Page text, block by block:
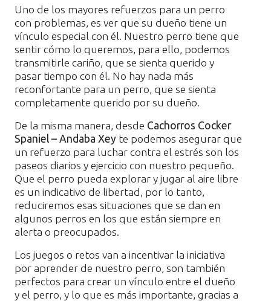
Uno de los mayores refuerzos para un perro
con problemas, es ver que su dueño tiene un
vínculo especial con él. Nuestro perro tiene que
sentir cómo lo queremos, para ello, podemos
transmitirle cariño, que se sienta querido y
pasar tiempo con él. No hay nada más
reconfortante para un perro, que se sienta
completamente querido por su dueño.
De la misma manera, desde Cachorros Cocker
Spaniel – Andaba Xey te podemos asegurar que
un refuerzo para luchar contra el estrés son los
paseos diarios y ejercicio con nuestro pequeño.
Que el perro pueda explorar y jugar al aire libre
es un indicativo de libertad, por lo tanto,
reduciremos esas situaciones que se dan en
algunos perros en los que están siempre en
alerta o preocupados.
Los juegos o retos van a incentivar la iniciativa
por aprender de nuestro perro, son también
perfectos para crear un vínculo entre el dueño
y el perro, y lo que es más importante, gracias a